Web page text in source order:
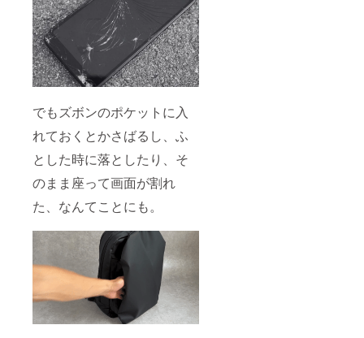
でもズボンのポケットに入
れておくとかさばるし、ふ
とした時に落としたり、そ
のまま座って画面が割れ
た、なんてことにも。